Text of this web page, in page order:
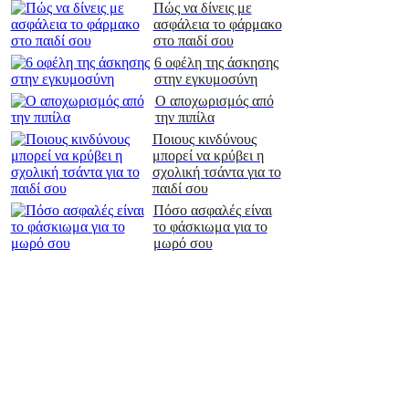
Πώς να δίνεις με
ασφάλεια το φάρμακο
στο παιδί σου
6 οφέλη της άσκησης
στην εγκυμοσύνη
Ο αποχωρισμός από
την πιπίλα
Ποιους κινδύνους
μπορεί να κρύβει η
σχολική τσάντα για το
παιδί σου
Πόσο ασφαλές είναι
το φάσκιωμα για το
μωρό σου